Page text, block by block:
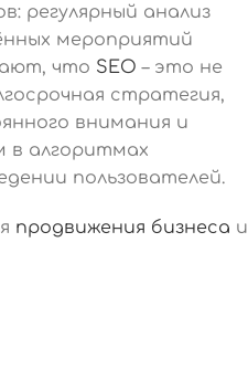
регулярный анализ
мероприятий
что SEO – это не
стратегия,
внимания и
в алгоритмах
пользователей.
продвижения бизнеса и